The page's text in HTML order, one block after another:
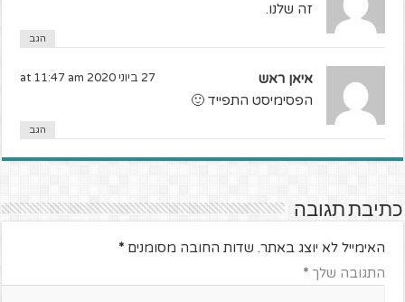
זה שלנו.
הגב
איאן ראש 27 ביוני 2020 at 11:47 am
הפסימיסט התפייד 🙂
הגב
כתיבת תגובה
האימייל לא יוצג באתר. שדות החובה מסומנים*
התגובה שלך*